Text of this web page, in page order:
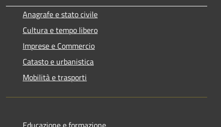
Anagrafe e stato civile
Cultura e tempo libero
Imprese e Commercio
Catasto e urbanistica
Mobilità e trasporti